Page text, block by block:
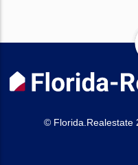
© Florida.Realestate